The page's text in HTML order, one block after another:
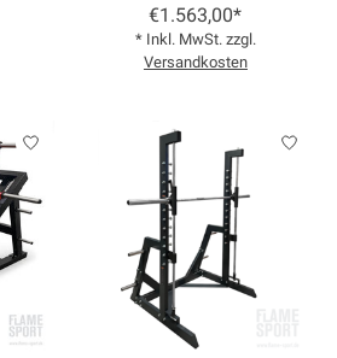
€1.563,00*
* Inkl. MwSt. zzgl.
Versandkosten